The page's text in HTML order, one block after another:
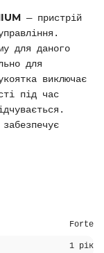
— пристрій
для даного
для
виключає
під час
Forte
1 рік